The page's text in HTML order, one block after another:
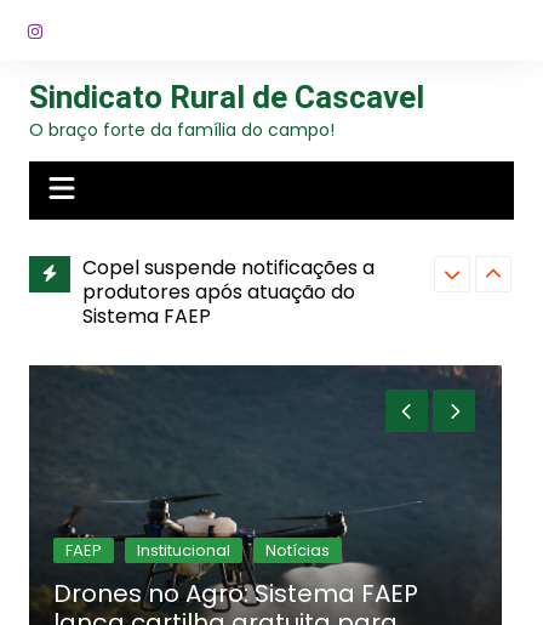
para
conteúdo
Sindicato Rural de Cascavel
O braço forte da família do campo!
produtores após atuação do
Sindicato Rural de Cascavel apoia
projeto de educação infantil no
agronegócio
Sindicato
Comissão Feminina Comissões FAEP